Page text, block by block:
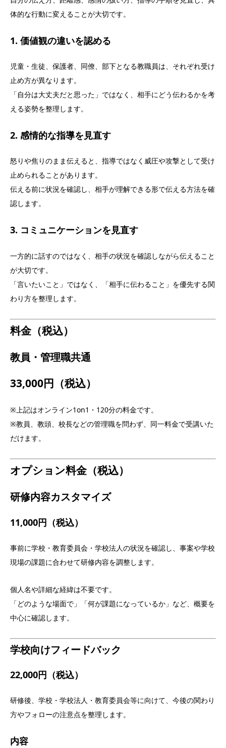
体的な行動に変えることが大切です。
1. 価値観の違いを認める
児童・生徒、保護者、同僚、部下となる教職員は、それぞれ受け
止め方が異なります。
「自分は大丈夫だと思った」ではなく、相手にどう伝わるかを考
える姿勢を整理します。
2. 感情的な指導を見直す
怒りや焦りのまま伝えると、指導ではなく威圧や攻撃として受け
止められることがあります。
伝える前に状況を確認し、相手が理解できる形で伝える方法を確
認します。
3. コミュニケーションを見直す
一方的に話すのではなく、相手の状況を確認しながら伝えること
が大切です。
「言いたいこと」ではなく、「相手に伝わること」を優先する関
わり方を整理します。
料金（税込）
教員・管理職共通
33,000円（税込）
※上記はオンライン1on1・120分の料金です。
※教員、教頭、校長などの管理職を問わず、同一料金で受講いた
だけます。
オプション料金（税込）
研修内容カスタマイズ
11,000円（税込）
事前に学校・教育委員会・学校法人の状況を確認し、事案や学校
現場の課題に合わせて研修内容を調整します。
個人名や詳細な経緯は不要です。
「どのような場面で」「何が課題になっているか」など、概要を
中心に確認します。
学校向けフィードバック
22,000円（税込）
研修後、学校・学校法人・教育委員会等に向けて、今後の関わり
方やフォローの注意点を整理します。
内容